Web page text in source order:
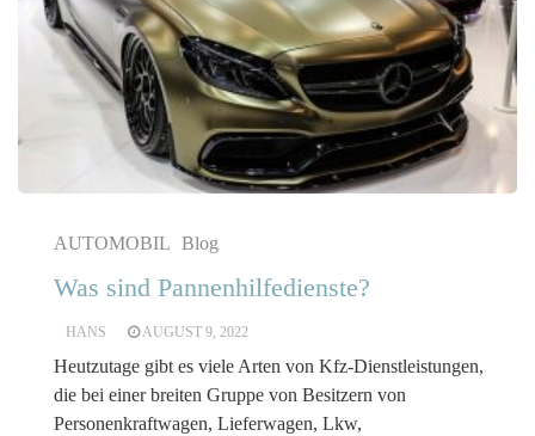
AUTOMOBIL Blog
Was sind Pannenhilfedienste?
HANS AUGUST 9, 2022
Heutzutage gibt es viele Arten von Kfz-Dienstleistungen,
die bei einer breiten Gruppe von Besitzern von
Personenkraftwagen, Lieferwagen, Lkw,